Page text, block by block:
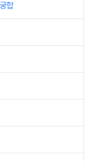
합